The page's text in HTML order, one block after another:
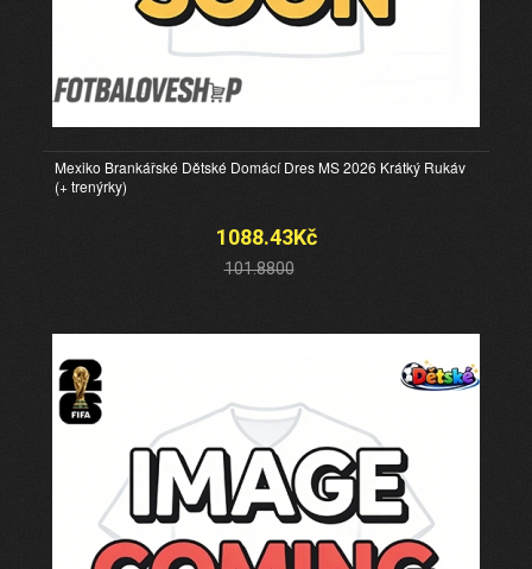
Mexiko Brankářské Dětské Domácí Dres MS 2026 Krátký Rukáv
(+ trenýrky)
1088.43Kč
101.8800